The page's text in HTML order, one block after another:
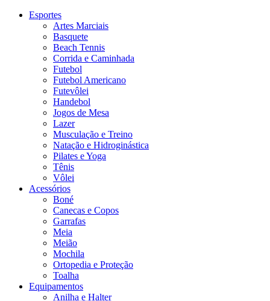
Esportes
Artes Marciais
Basquete
Beach Tennis
Corrida e Caminhada
Futebol
Futebol Americano
Futevôlei
Handebol
Jogos de Mesa
Lazer
Musculação e Treino
Natação e Hidroginástica
Pilates e Yoga
Tênis
Vôlei
Acessórios
Boné
Canecas e Copos
Garrafas
Meia
Meião
Mochila
Ortopedia e Proteção
Toalha
Equipamentos
Anilha e Halter